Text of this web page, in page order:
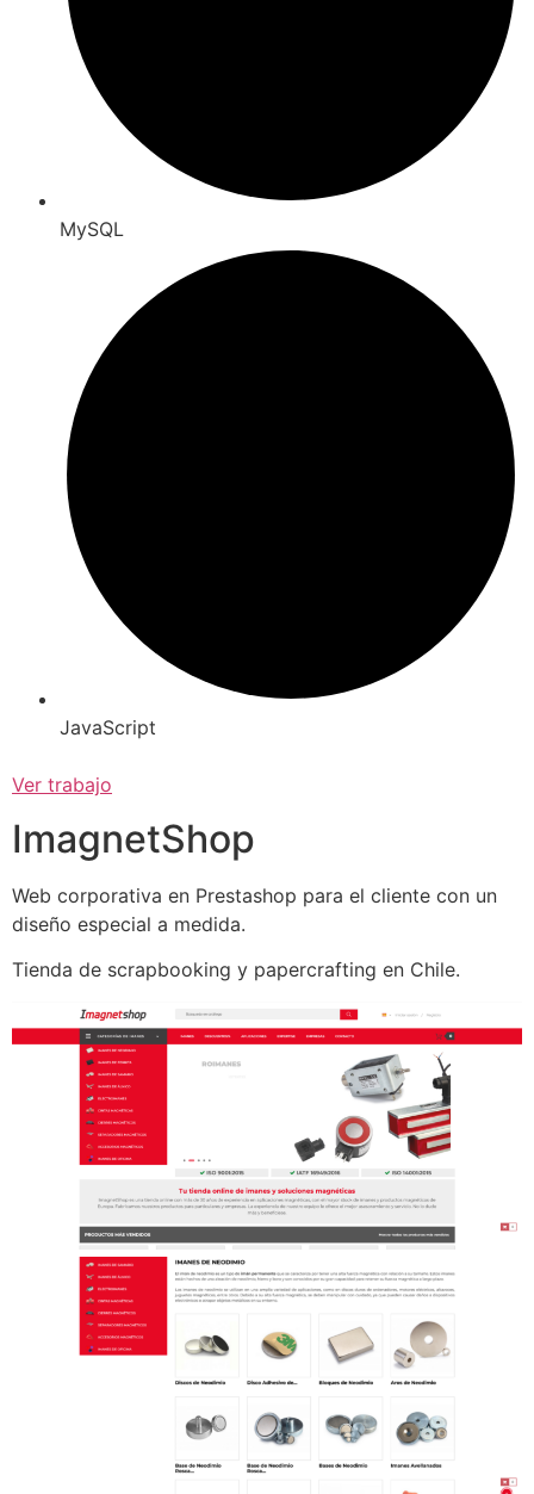
MySQL
JavaScript
Ver trabajo
ImagnetShop
Web corporativa en Prestashop para el cliente con un
diseño especial a medida.
Tienda de scrapbooking y papercrafting en Chile.